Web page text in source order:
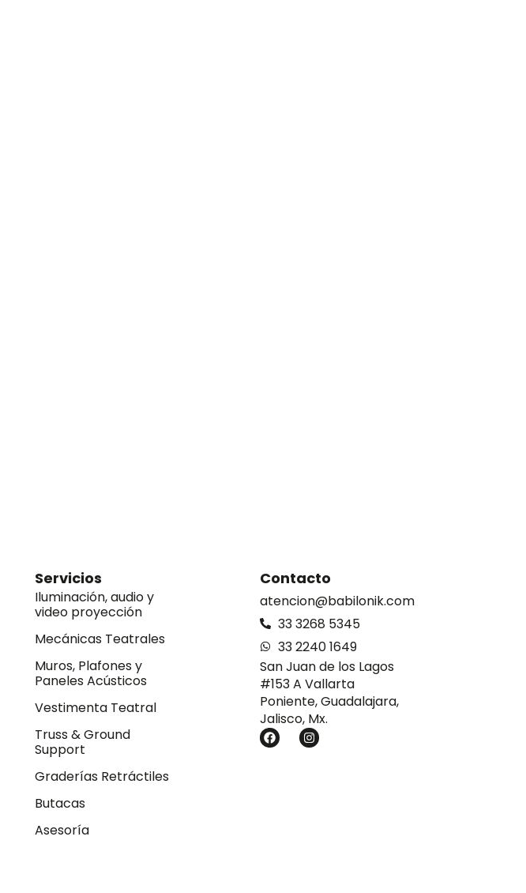
Servicios
Iluminación, audio y
video proyección
Mecánicas Teatrales
Muros, Plafones y
Paneles Acústicos
Vestimenta Teatral
Truss & Ground
Support
Graderías Retráctiles
Butacas
Asesoría
Contacto
atencion@babilonik.com
33 3268 5345
33 2240 1649
San Juan de los Lagos
#153 A Vallarta
Poniente, Guadalajara,
Jalisco, Mx.